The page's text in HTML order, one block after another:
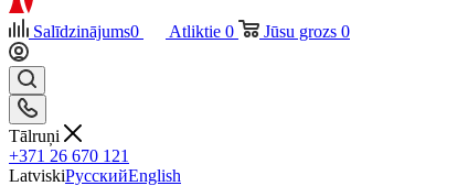
Salīdzinājums0 Atliktie 0 Jūsu grozs 0
Tālruņi
+371 26 670 121
LatviskiРусскийEnglish